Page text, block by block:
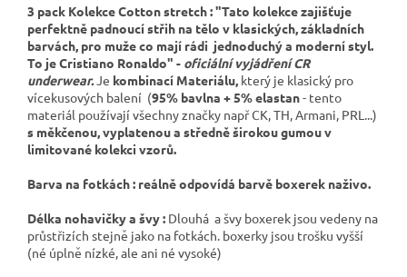
3 pack Kolekce Cotton stretch : "Tato kolekce zajišťuje
perfektně padnoucí střih na tělo v klasických, základních
barvách, pro muže co mají rádi jednoduchý a moderní styl.
To je Cristiano Ronaldo" - oficiální vyjádření CR
underwear.Je kombinací Materiálu, který je klasický pro
vícekusových balení (95% bavlna + 5% elastan- tento
materiál používají všechny značky např CK, TH, Armani, PRL...)
s měkčenou, vyplatenou a středně širokou gumou v
limitované kolekci vzorů.
Barva na fotkách : reálně odpovídá barvě boxerek naživo.
Délka nohavičky a švy : Dlouhá a švy boxerek jsou vedeny na
průstřizích stejně jako na fotkách. boxerky jsou trošku vyšší
(né úplně nízké, ale ani né vysoké)